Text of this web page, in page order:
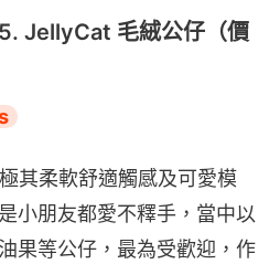
JellyCat 毛絨公仔（價
其柔軟舒適觸感及可愛模
小朋友都愛不釋手，當中以
果等公仔，最為受歡迎，作